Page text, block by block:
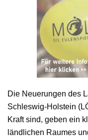
Die Neuerungen des
Schleswig-Holstein
Kraft sind, geben ein
ländlichen Raumes